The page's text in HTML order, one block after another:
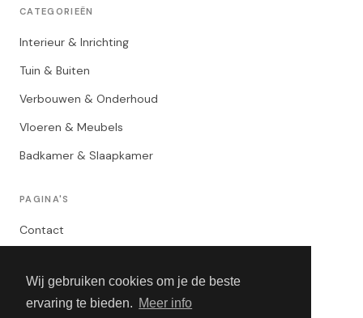
Wij gebruiken cookies om je de beste
ervaring te bieden. Meer info
CATEGORIEËN
Interieur & Inrichting
Tuin & Buiten
Verbouwen & Onderhoud
Vloeren & Meubels
Badkamer & Slaapkamer
PAGINA'S
Contact
Algemene Voorwaarden
Adverteren